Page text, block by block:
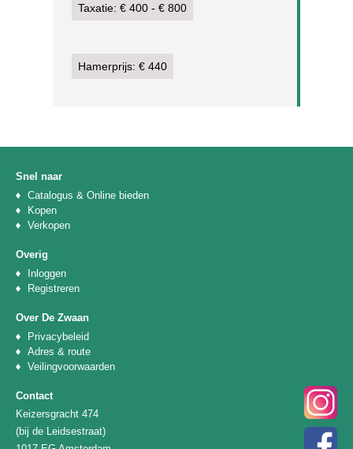
Taxatie: € 400 - € 800
Hamerprijs: € 440
Snel naar
Catalogus & Online bieden
Kopen
Verkopen
Overig
Inloggen
Registreren
Over De Zwaan
Privacybeleid
Adres & route
Veilingvoorwaarden
Contact
Keizersgracht 474
(bij de Leidsestraat)